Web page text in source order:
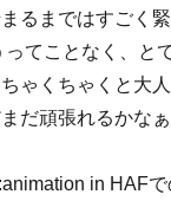
るまではすごく
てことなく、と
ゃくちゃくと大
だ頑張れるかな
in HAF